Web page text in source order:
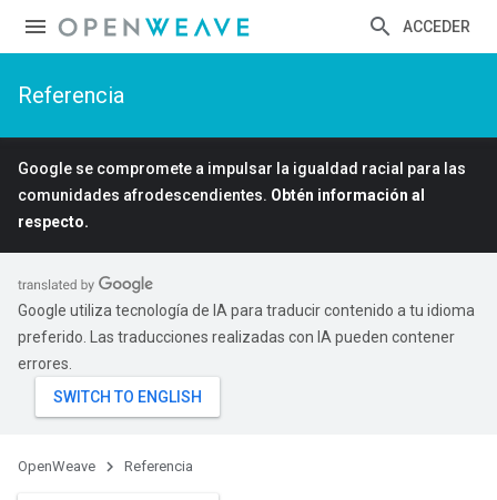
ACCEDER
Referencia
Google se compromete a impulsar la igualdad racial para las
comunidades afrodescendientes. Obtén información al
respecto.
Google utiliza tecnología de IA para traducir contenido a tu idioma
preferido. Las traducciones realizadas con IA pueden contener
errores.
OpenWeave Referencia